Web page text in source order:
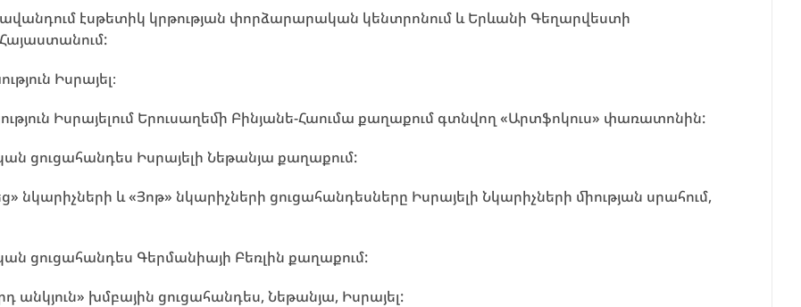
էսթետիկ կրթության փորձարարական կենտրոնում և Երևանի Գեղարվեստի
Իսրայել։
Իսրայելում Երուսաղեմի Բինյանե-Հաումա քաղաքում գտնվող «Արտֆոկուս» փառատոնին:
ցուցահանդես Իսրայելի Նեթանյա քաղաքում:
նկարիչների և «Յոթ» նկարիչների ցուցահանդեսները Իսրայելի Նկարիչների միության սրահում,
ցուցահանդես Գերմանիայի Բեռլին քաղաքում:
անկյուն» խմբային ցուցահանդես, Նեթանյա, Իսրայել: